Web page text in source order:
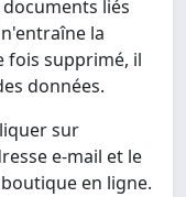
liés
la
fois supprimé, il
données.
sur
e-mail et le
en ligne.